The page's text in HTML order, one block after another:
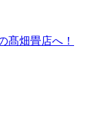
髙畑畳店へ！